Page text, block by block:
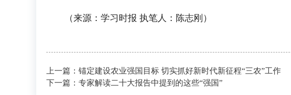
（来源：学习时报 执笔人：陈志刚）
上一篇：锚定建设农业强国目标 切实抓好新时代新征程“三农”工作
下一篇：专家解读二十大报告中提到的这些“强国”